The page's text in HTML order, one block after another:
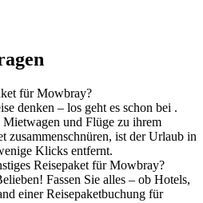
für Mowbray?
denken – los geht es schon bei .
und Flüge zu ihrem
zusammenschnüren, ist der Urlaub in
Klicks entfernt.
Reisepaket für Mowbray?
Fassen Sie alles – ob Hotels,
einer Reisepaketbuchung für